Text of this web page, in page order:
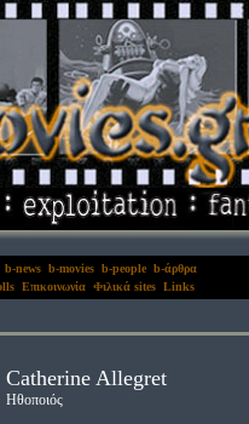
b-news b-movies b-people b-άρθρα
Επικοινωνία Φιλικά sites Links
Catherine Allegret
Ηθοποιός